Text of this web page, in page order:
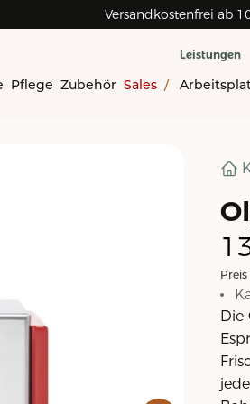
Versandkostenfrei ab
Rechnungskauf für
Pflege Zubehör Sales /
Leistungen
Die